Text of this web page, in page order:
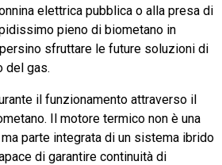
elettrica pubblica o alla presa di
pieno di biometano in
sfruttare le future soluzioni di
del gas.
il funzionamento attraverso il
Il motore termico non è una
parte integrata di un sistema ibrido
di garantire continuità di